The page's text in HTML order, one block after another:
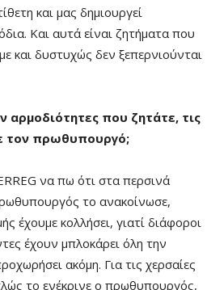
και μας δημιουργεί
Και αυτά είναι ζητήματα που
και δυστυχώς δεν ξεπερνιούνται
αρμοδιότητες που ζητάτε, τις
τον πρωθυπουργό;
να πω ότι στα περσινά
το ανακοίνωσε,
έχουμε κολλήσει, γιατί διάφοροι
έχουν μπλοκάρει όλη την
ακόμη. Για τις χερσαίες
το ενέκρινε ο πρωθυπουργός,